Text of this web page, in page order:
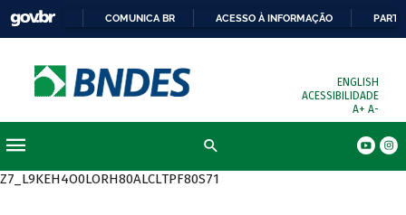
COMUNICA BR ACESSO À INFORMAÇÃO
ENGLISH
ACESSIBILIDADE
A+ A-
Z7_L9KEH4O0LORH80ALCLTPF80S71